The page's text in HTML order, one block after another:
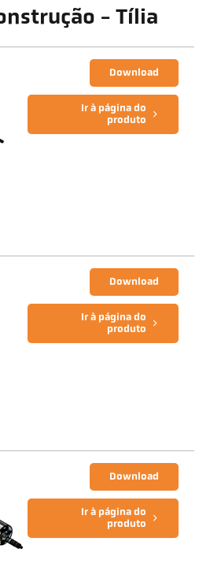
- Tília
Download
Ir à página do
produto
Download
Ir à página do
produto
Download
Ir à página do
produto